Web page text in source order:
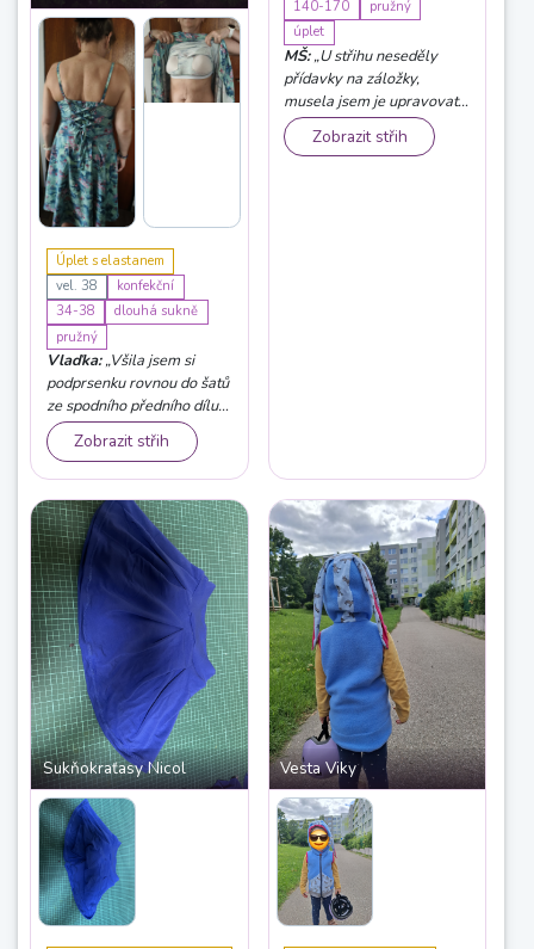
Úplet s elastanem
vel. 38
konfekční
34-38
dlouhá sukně
pružný
Vlaďka:„Všila jsem si
podprsenku rovnou do šatů
ze spodního předního dílu.
Ramínka jsem zašila
napevno.“
Zobrazit střih
140-170
pružný
úplet
MŠ:„U střihu neseděly
přídavky na záložky,
musela jsem je upravovat.
Nevím, jestli je chyba ve
střihu nebo v mé tiskárně.“
Zobrazit střih
Sukňokraťasy Nicol Vesta Viky